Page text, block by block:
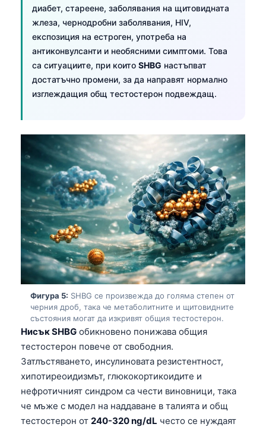
диабет, стареене, заболявания на щитовидната
жлеза, чернодробни заболявания, HIV,
експозиция на естроген, употреба на
антиконвулсанти и необясними симптоми. Това
са ситуациите, при които SHBG настъпват
достатъчно промени, за да направят нормално
изглеждащия общ тестостерон подвеждащ.
Фигура 5: SHBG се произвежда до голяма степен от
черния дроб, така че метаболитните и щитовидните
състояния могат да изкривят общия тестостерон.
Нисък SHBG обикновено понижава общия
тестостерон повече от свободния.
Затлъстяването, инсулиновата резистентност,
хипотиреоидизмът, глюкокортикоидите и
нефротичният синдром са чести виновници, така
че мъже с модел на наддаване в талията и общ
тестостерон от 240-320 ng/dL често се нуждаят